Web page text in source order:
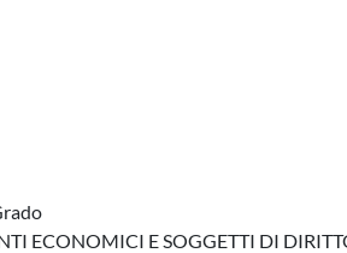
ECONOMICI E SOGGETTI DI